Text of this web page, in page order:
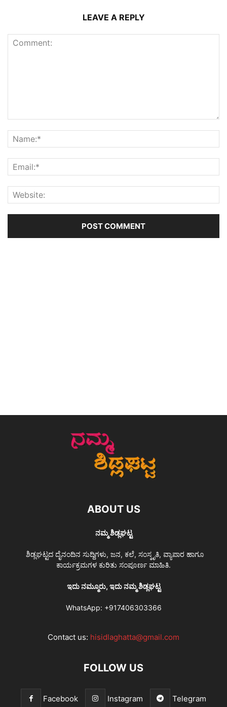
LEAVE A REPLY
ABOUT US
ನಮ್ಮ ಶಿಡ್ಲಘಟ್ಟ
ಶಿಡ್ಲಘಟ್ಟದ ದೈನಂದಿನ ಸುದ್ದಿಗಳು, ಜನ, ಕಲೆ, ಸಂಸ್ಕೃತಿ, ವ್ಯಾಪಾರ ಹಾಗೂ
ಕಾರ್ಯಕ್ರಮಗಳ ಕುರಿತು ಸಂಪೂರ್ಣ ಮಾಹಿತಿ.
ಇದು ನಮ್ಮೂರು, ಇದು ನಮ್ಮ ಶಿಡ್ಲಘಟ್ಟ
WhatsApp: +917406303366
Contact us: hisidlaghatta@gmail.com
FOLLOW US
Facebook Instagram Telegram